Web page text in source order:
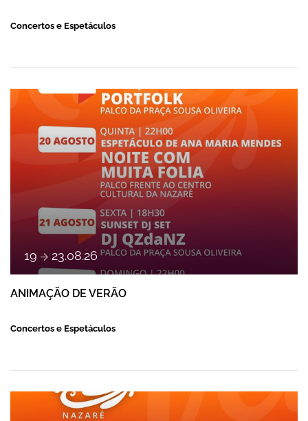
Concertos e Espetáculos
ANIMAÇÃO DE VERÃO
19 a 23.08.26
ANIMAÇÃO DE VERÃO
Concertos e Espetáculos
ANIMAÇÃO DE VERÃO